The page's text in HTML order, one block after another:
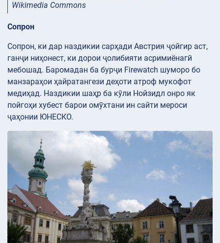
Wikimedia Commons
Сопрон
Сопрон, ки дар наздикии сарҳади Австрия ҷойгир аст,
ганҷи ниҳонест, ки дорои ҷолибияти асримиёнагӣ
мебошад. Баромадан ба бурҷи Firewatch шуморо бо
манзараҳои ҳайратангези деҳоти атроф мукофот
медиҳад. Наздикии шаҳр ба кӯли Нойзидл онро як
пойгоҳи хубест барои омӯхтани ин сайти мероси
ҷаҳонии ЮНЕСКО.